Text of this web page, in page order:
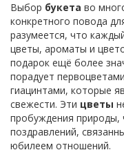
Выбор букета во
конкретного повода
разумеется, что
цветы, ароматы и
подарок ещё более
порадует
гиацинтами, которые
свежести. Эти цветы
пробуждения природы,
поздравлений,
юбилеем отношений.